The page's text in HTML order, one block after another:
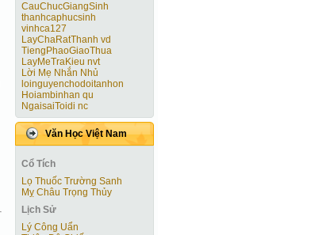
CauChucGiangSinh
thanhcaphucsinh
vinhca127
LayChaRatThanh vd
TiengPhaoGiaoThua
LayMeTraKieu nvt
Lời Mẹ Nhắn Nhủ
loinguyenchodoitanhon
Hoiambinhan qu
NgaisaiToidi nc
Văn Học Việt Nam
Cổ Tích
Lọ Thuốc Trường Sanh
Mỵ Châu Trọng Thủy
Lịch Sử
Lý Công Uẩn